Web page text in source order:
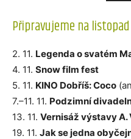
Připravujeme na listopad
2. 11. Legenda o svatém
4. 11. Snow film fest
5. 11. KINO Dobříš: Coco
7.–11. 11. Podzimní
13. 11. Vernisáž výstavy A.
19. 11. Jak se jedna